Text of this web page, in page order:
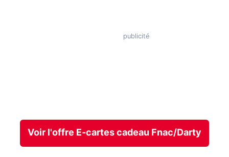
Voir l'offre E-cartes cadeau Fnac/Darty